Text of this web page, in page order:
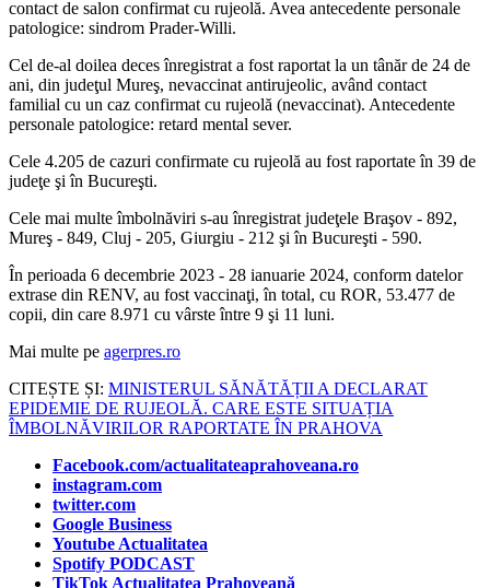
contact de salon confirmat cu rujeolă. Avea antecedente personale
patologice: sindrom Prader-Willi.
Cel de-al doilea deces înregistrat a fost raportat la un tânăr de 24 de
ani, din judeţul Mureş, nevaccinat antirujeolic, având contact
familial cu un caz confirmat cu rujeolă (nevaccinat). Antecedente
personale patologice: retard mental sever.
Cele 4.205 de cazuri confirmate cu rujeolă au fost raportate în 39 de
judeţe şi în Bucureşti.
Cele mai multe îmbolnăviri s-au înregistrat judeţele Braşov - 892,
Mureş - 849, Cluj - 205, Giurgiu - 212 şi în Bucureşti - 590.
În perioada 6 decembrie 2023 - 28 ianuarie 2024, conform datelor
extrase din RENV, au fost vaccinaţi, în total, cu ROR, 53.477 de
copii, din care 8.971 cu vârste între 9 şi 11 luni.
Mai multe pe agerpres.ro
CITEȘTE ȘI: MINISTERUL SĂNĂTĂȚII A DECLARAT
EPIDEMIE DE RUJEOLĂ. CARE ESTE SITUAȚIA
ÎMBOLNĂVIRILOR RAPORTATE ÎN PRAHOVA
Facebook.com/actualitateaprahoveana.ro
instagram.com
twitter.com
Google Business
Youtube Actualitatea
Spotify PODCAST
TikTok Actualitatea Prahoveană